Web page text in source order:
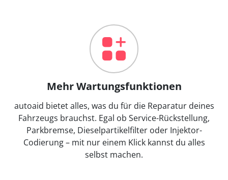
Mehr Wartungsfunktionen
autoaid bietet alles, was du für die Reparatur deines
Fahrzeugs brauchst. Egal ob Service-Rückstellung,
Parkbremse, Dieselpartikelfilter oder Injektor-
Codierung – mit nur einem Klick kannst du alles
selbst machen.